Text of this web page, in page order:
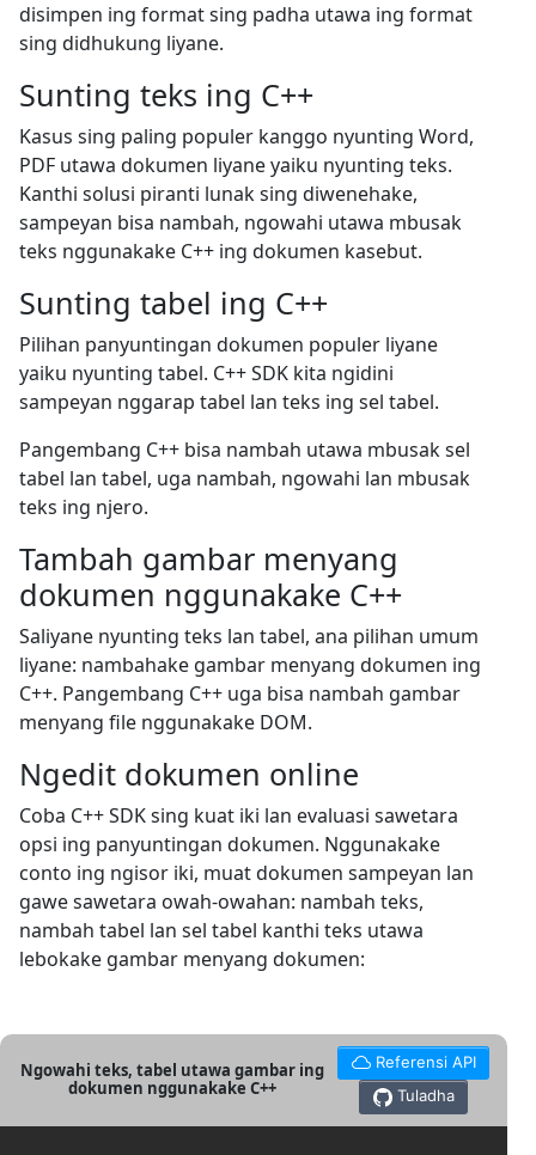
disimpen ing format sing padha utawa ing format
sing didhukung liyane.
Sunting teks ing C++
Kasus sing paling populer kanggo nyunting Word,
PDF utawa dokumen liyane yaiku nyunting teks.
Kanthi solusi piranti lunak sing diwenehake,
sampeyan bisa nambah, ngowahi utawa mbusak
teks nggunakake C++ ing dokumen kasebut.
Sunting tabel ing C++
Pilihan panyuntingan dokumen populer liyane
yaiku nyunting tabel. C++ SDK kita ngidini
sampeyan nggarap tabel lan teks ing sel tabel.
Pangembang C++ bisa nambah utawa mbusak sel
tabel lan tabel, uga nambah, ngowahi lan mbusak
teks ing njero.
Tambah gambar menyang
dokumen nggunakake C++
Saliyane nyunting teks lan tabel, ana pilihan umum
liyane: nambahake gambar menyang dokumen ing
C++. Pangembang C++ uga bisa nambah gambar
menyang file nggunakake DOM.
Ngedit dokumen online
Coba C++ SDK sing kuat iki lan evaluasi sawetara
opsi ing panyuntingan dokumen. Nggunakake
conto ing ngisor iki, muat dokumen sampeyan lan
gawe sawetara owah-owahan: nambah teks,
nambah tabel lan sel tabel kanthi teks utawa
lebokake gambar menyang dokumen:
Ngowahi teks, tabel utawa gambar ing
dokumen nggunakake C++
Referensi API
Tuladha